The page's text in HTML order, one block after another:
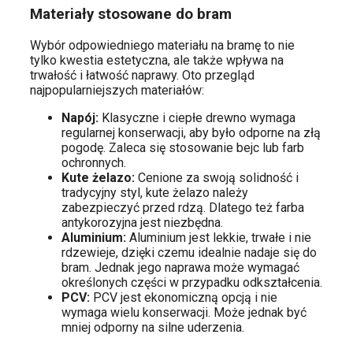
Materiały stosowane do bram
Wybór odpowiedniego materiału na bramę to nie
tylko kwestia estetyczna, ale także wpływa na
trwałość i łatwość naprawy. Oto przegląd
najpopularniejszych materiałów:
Napój: Klasyczne i ciepłe drewno wymaga
regularnej konserwacji, aby było odporne na złą
pogodę. Zaleca się stosowanie bejc lub farb
ochronnych.
Kute żelazo: Cenione za swoją solidność i
tradycyjny styl, kute żelazo należy
zabezpieczyć przed rdzą. Dlatego też farba
antykorozyjna jest niezbędna.
Aluminium: Aluminium jest lekkie, trwałe i nie
rdzewieje, dzięki czemu idealnie nadaje się do
bram. Jednak jego naprawa może wymagać
określonych części w przypadku odkształcenia.
PCV: PCV jest ekonomiczną opcją i nie
wymaga wielu konserwacji. Może jednak być
mniej odporny na silne uderzenia.